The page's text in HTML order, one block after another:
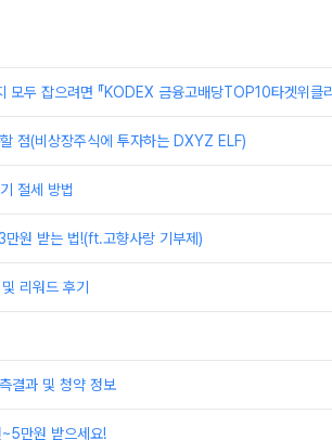
두 잡으려면 『KODEX 금융고배당TOP10타겟위클
점(비상장주식에 투자하는 DXYZ ELF)
절세 방법
원 받는 법!(ft.고향사랑 기부제)
리워드 후기
결과 및 청약 정보
만원 받으세요!